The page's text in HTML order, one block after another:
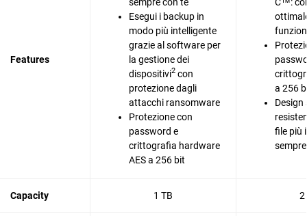
Features
Esegui i backup in
modo più intelligente
grazie al software per
la gestione dei
dispositivi2 con
protezione dagli
attacchi ransomware
Protezione con
password e
crittografia hardware
AES a 256 bit
a 256
Design
file più
Capacity 1 TB 2